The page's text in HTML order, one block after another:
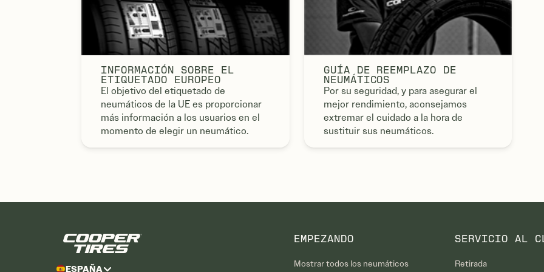
INFORMACIÓN SOBRE EL
ETIQUETADO EUROPEO
El objetivo del etiquetado de
neumáticos de la UE es proporcionar
más información a los usuarios en el
momento de elegir un neumático.
GUÍA DE REEMPLAZO DE
NEUMÁTICOS
Por su seguridad, y para asegurar el
mejor rendimiento, aconsejamos
extremar el cuidado a la hora de
sustituir sus neumáticos.
ESPAÑA
EMPEZANDO
Mostrar todos los neumáticos
SERVICIO AL
Retirada